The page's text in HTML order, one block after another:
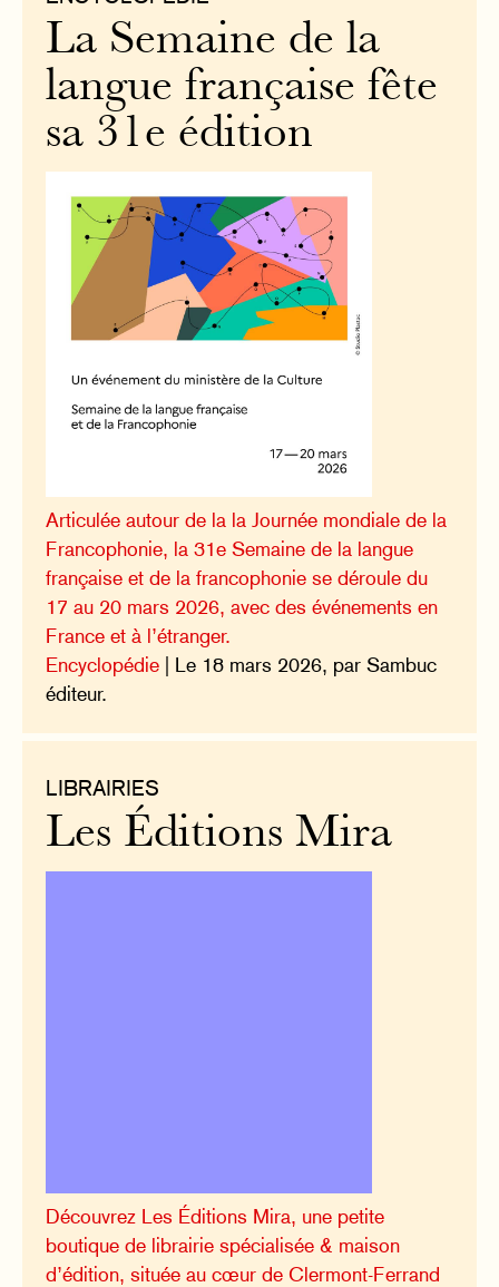
La Semaine de la
langue française fête
sa 31e édition
Articulée autour de la la Journée mondiale de la
Francophonie, la 31e Semaine de la langue
française et de la francophonie se déroule du
17 au 20 mars 2026, avec des événements en
France et à l’étranger.
Encyclopédie | Le 18 mars 2026, par Sambuc
éditeur.
LIBRAIRIES
Les Éditions Mira
Découvrez Les Éditions Mira, une petite
boutique de librairie spécialisée & maison
d’édition, située au cœur de Clermont-Ferrand